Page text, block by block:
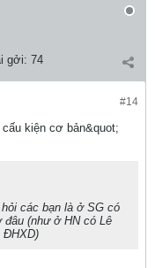
gởi: 74
#14
kiện cơ bản&quot;
các bạn là ở SG có
đâu (như ở HN có Lê
ĐHXD)